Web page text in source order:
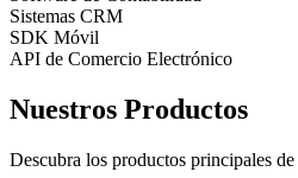
Sistemas CRM
SDK Móvil
API de Comercio Electrónico
Nuestros Productos
Descubra los productos principales